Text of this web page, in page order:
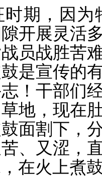
时期，因
开展灵活
员战胜苦
是宣传的
！干部们
地，现在
面割下，
、又涩，
在火上煮